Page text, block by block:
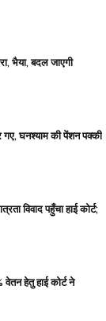
भैया, बदल जाएगी
गए, घनश्याम की पेंशन पक्की
विवाद पहुँचा हाई कोर्ट;
हेतु हाई कोर्ट ने